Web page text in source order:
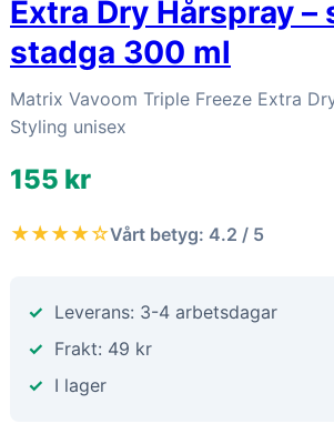
Extra Dry Hårspray –
stadga 300 ml
Matrix Vavoom Triple Freeze Extra
Styling unisex
155 kr
★★★★☆Vårt betyg: 4.2 / 5
Leverans: 3-4 arbetsdagar
Frakt: 49 kr
I lager